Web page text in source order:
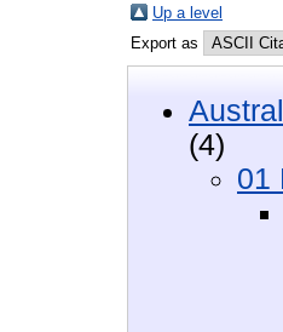
Up a level
Export as
(4)
01